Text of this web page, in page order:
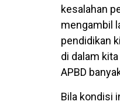
kesalahan
mengambil
pendidikan
di dalam
APBD
Bila kondisi